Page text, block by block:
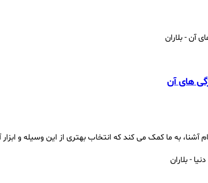
های آن
آشنا، به ما کمک می کند که انتخاب بهتری از این وسیله و